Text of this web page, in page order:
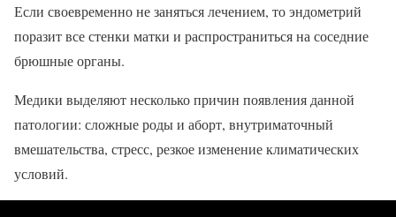
Если своевременно не заняться лечением, то эндометрий
поразит все стенки матки и распространиться на соседние
брюшные органы.
Медики выделяют несколько причин появления данной
патологии: сложные роды и аборт, внутриматочный
вмешательства, стресс, резкое изменение климатических
условий.